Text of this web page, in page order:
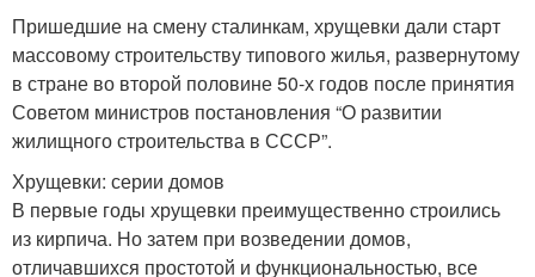
Пришедшие на смену сталинкам, хрущевки дали старт
массовому строительству типового жилья, развернутому
в стране во второй половине 50-х годов после принятия
Советом министров постановления “О развитии
жилищного строительства в СССР”.
Хрущевки: серии домов
В первые годы хрущевки преимущественно строились
из кирпича. Но затем при возведении домов,
отличавшихся простотой и функциональностью, все